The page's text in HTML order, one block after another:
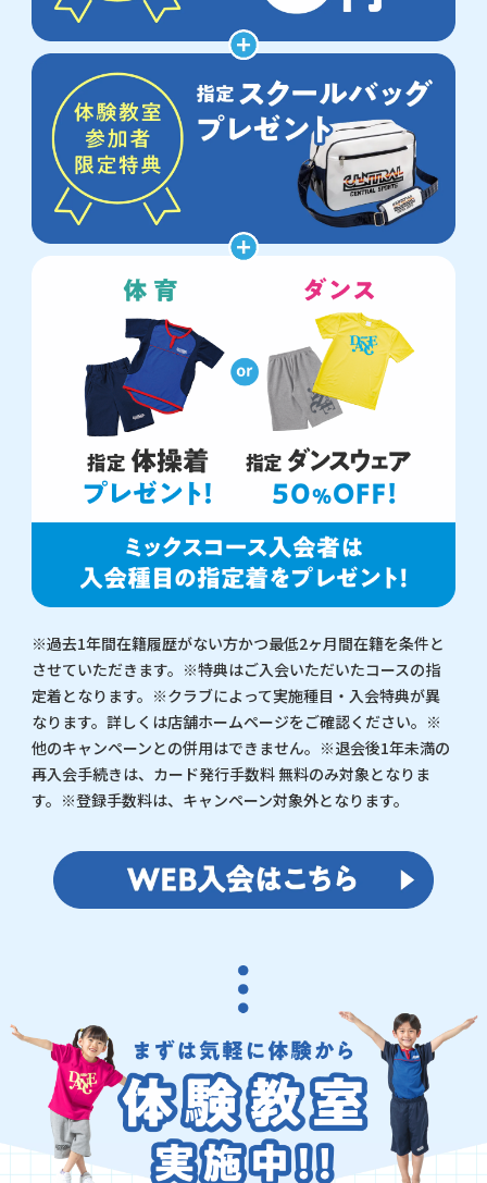
※過去1年間在籍履歴がない方かつ最低2ヶ月間在籍を条件と
させていただきます。※特典はご入会いただいたコースの指
定着となります。※クラブによって実施種目・入会特典が異
なります。詳しくは店舗ホームページをご確認ください。※
他のキャンペーンとの併用はできません。※退会後1年未満の
再入会手続きは、カード発行手数料 無料のみ対象となりま
す。※登録手数料は、キャンペーン対象外となります。